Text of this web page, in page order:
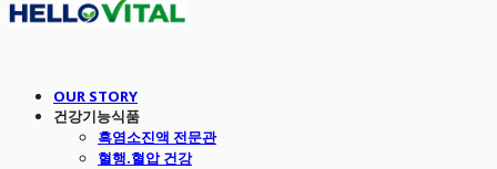
OUR STORY
건강기능식품
흑염소진액 전문관
혈행.혈압 건강